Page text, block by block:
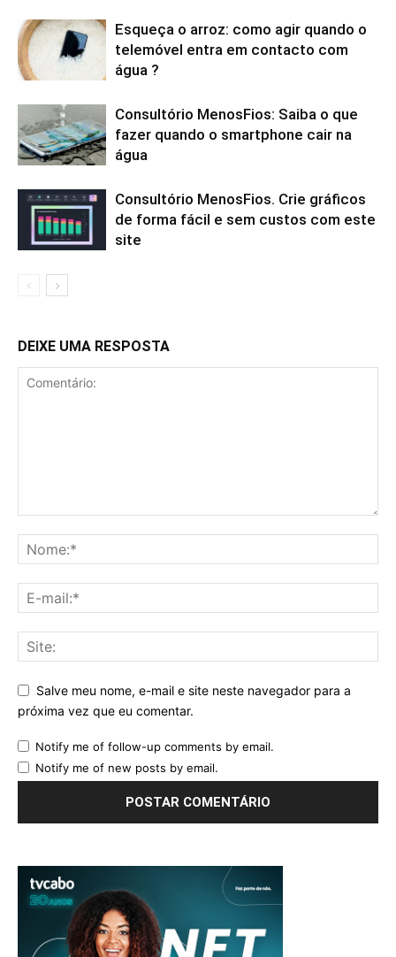
Esqueça o arroz: como agir quando o
telemóvel entra em contacto com
água ?
Consultório MenosFios: Saiba o que
fazer quando o smartphone cair na
água
Consultório MenosFios. Crie gráficos
de forma fácil e sem custos com este
site
DEIXE UMA RESPOSTA
Salve meu nome, e-mail e site neste navegador para a
próxima vez que eu comentar.
Notify me of follow-up comments by email.
Notify me of new posts by email.